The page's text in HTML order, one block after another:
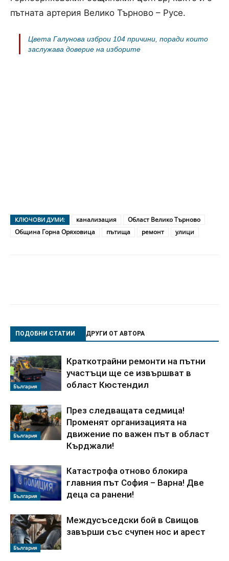
пътната артерия Велико Търново – Русе.
Цвета Галунова изброи 104 причини, поради които
заслужава доверие на изборите
КЛЮЧОВИ ДУМИ: канализация
Област Велико Търново
Община Горна Оряховица
пътища ремонт улици
ПОДОБНИ СТАТИИ ДРУГИ ОТ АВТОРА
България
Краткотрайни ремонти на пътни
участъци ще се извършват в
област Кюстендил
България
През следващата седмица!
Променят организацията на
движение по важен път в област
Кърджали!
България
Катастрофа отново блокира
главния път София – Варна! Две
деца са ранени!
България
Междусъседски бой в Свищов
завърши със счупен нос и арест